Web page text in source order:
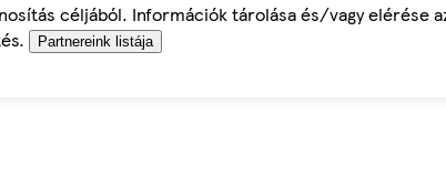
céljából. Információk tárolása és/vagy
Partnereink listája